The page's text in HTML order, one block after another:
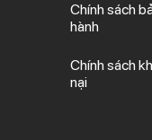
Chính sách
hành
Chính sách
nại